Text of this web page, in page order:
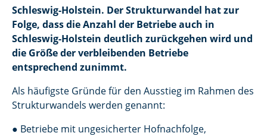
Schleswig-Holstein. Der Strukturwandel hat zur
Folge, dass die Anzahl der Betriebe auch in
Schleswig-Holstein deutlich zurückgehen wird und
die Größe der verbleibenden Betriebe
entsprechend zunimmt.
Als häufigste Gründe für den Ausstieg im Rahmen des
Strukturwandels werden genannt:
● Betriebe mit ungesicherter Hofnachfolge,